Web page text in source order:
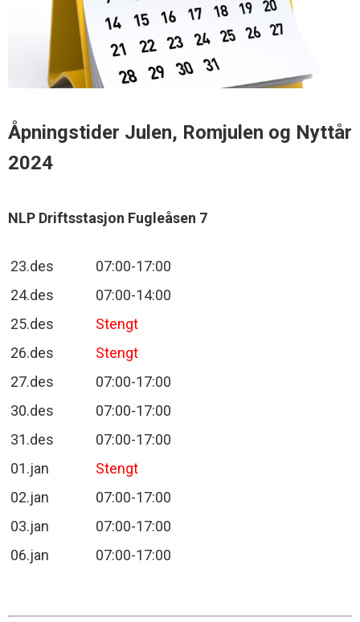
Åpningstider Julen, Romjulen og Nyttår
2024
NLP Driftsstasjon Fugleåsen 7
23.des
07:00-17:00
24.des
07:00-14:00
25.des
Stengt
26.des
Stengt
27.des
07:00-17:00
30.des
07:00-17:00
31.des
07:00-17:00
01.jan
Stengt
02.jan
07:00-17:00
03.jan
07:00-17:00
06.jan
07:00-17:00